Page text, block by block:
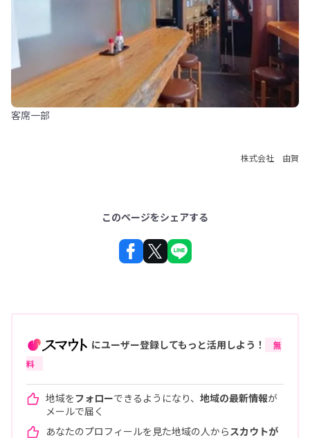
客席一部
株式会社 由賀
このページをシェアする
にユーザー登録してもっと活用しよう！
無
料
地域をフォローできるようになり、 地域の最新情報が
メールで届く
あなたのプロフィールを見た地域の人から スカウトが